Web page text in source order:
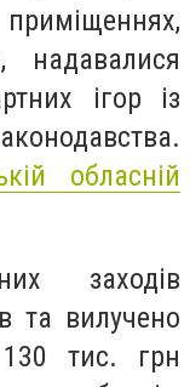
надавалися
ігор із
обласній
заходів
та вилучено
тис. грн